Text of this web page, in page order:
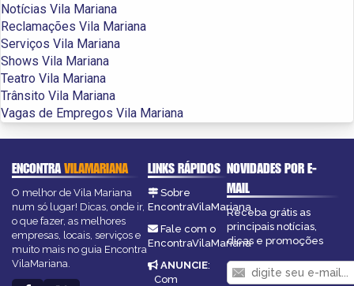
Notícias Vila Mariana
Reclamações Vila Mariana
Serviços Vila Mariana
Shows Vila Mariana
Teatro Vila Mariana
Trânsito Vila Mariana
Vagas de Empregos Vila Mariana
ENCONTRAVILAMARIANA
O melhor de Vila Mariana
num só lugar! Dicas, onde ir,
o que fazer, as melhores
empresas, locais, serviços e
muito mais no guia Encontra
VilaMariana.
LINKS RÁPIDOS
Sobre
EncontraVilaMariana
Fale com o
EncontraVilaMariana
ANUNCIE:
Com
NOVIDADES POR E-
MAIL
Receba grátis as
principais notícias,
dicas e promoções